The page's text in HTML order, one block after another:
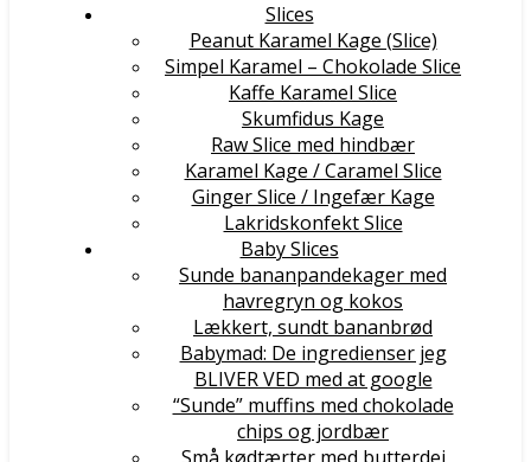
Slices
Peanut Karamel Kage (Slice)
Simpel Karamel – Chokolade Slice
Kaffe Karamel Slice
Skumfidus Kage
Raw Slice med hindbær
Karamel Kage / Caramel Slice
Ginger Slice / Ingefær Kage
Lakridskonfekt Slice
Baby Slices
Sunde bananpandekager med
havregryn og kokos
Lækkert, sundt bananbrød
Babymad: De ingredienser jeg
BLIVER VED med at google
“Sunde” muffins med chokolade
chips og jordbær